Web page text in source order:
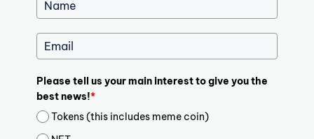
Please tell us your main interest to give you the
best news!*
Tokens (this includes meme coin)